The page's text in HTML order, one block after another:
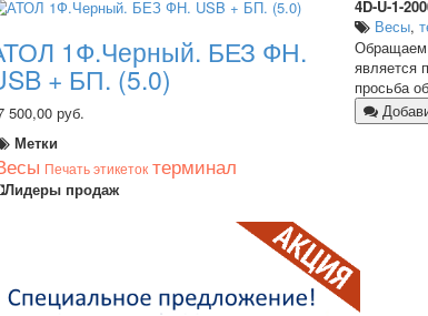
1Ф.Черный. БЕЗ ФН.
+ БП. (5.0)
500,00 руб.
Метки
Печать этикеток терминал
Лидеры продаж
4D-U-1-
Весы,
Обращаем
является
просьба